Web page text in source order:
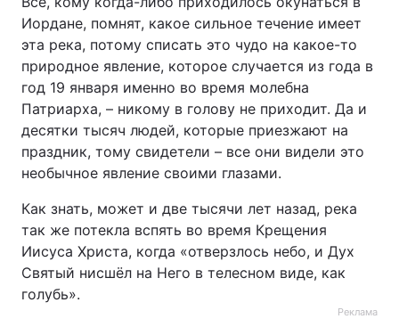
Иордане, помнят, какое сильное течение имеет
эта река, потому списать это чудо на какое-то
природное явление, которое случается из года в
год 19 января именно во время молебна
Патриарха, – никому в голову не приходит. Да и
десятки тысяч людей, которые приезжают на
праздник, тому свидетели – все они видели это
необычное явление своими глазами.
Как знать, может и две тысячи лет назад, река
так же потекла вспять во время Крещения
Иисуса Христа, когда «отверзлось небо, и Дух
Святый нисшёл на Него в телесном виде, как
голубь».
Реклама